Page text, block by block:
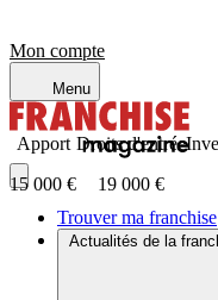
Mon compte
Menu
Trouver ma franchise
Actualités de la
Apport
15 000 €
Droits d'entrée
19 000 €